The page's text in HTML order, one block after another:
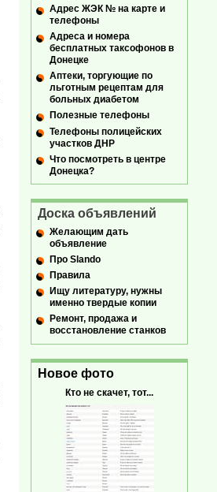
Адрес ЖЭК № на карте и
телефоны
Адреса и номера
бесплатных таксофонов в
Донецке
Аптеки, торгующие по
льготным рецептам для
больных диабетом
Полезные телефоны
Телефоны полицейских
участков ДНР
Что посмотреть в центре
Донецка?
Доска объявлений
Желающим дать
объявление
Про Slando
Правила
Ищу литературу, нужны
именно твердые копии
Ремонт, продажа и
восстановление станков
Новое фото
Кто не скачет, тот...